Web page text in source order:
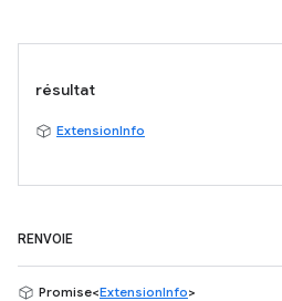
résultat
ExtensionInfo
RENVOIE
Promise<ExtensionInfo>